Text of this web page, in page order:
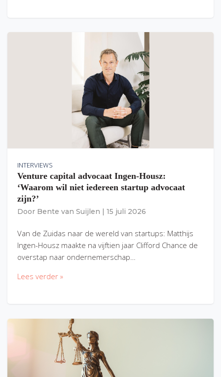
INTERVIEWS
Venture capital advocaat Ingen-Housz:
‘Waarom wil niet iedereen startup advocaat
zijn?’
Door Bente van Suijlen 15 juli 2026
Van de Zuidas naar de wereld van startups: Matthijs
Ingen-Housz maakte na vijftien jaar Clifford Chance de
overstap naar ondernemerschap…
Lees verder »